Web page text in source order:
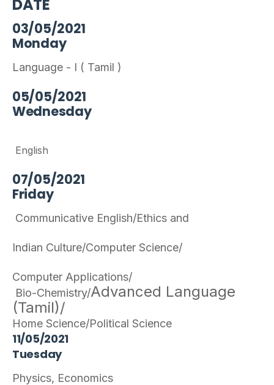
DATE
03/05/2021
Monday
Language - I ( Tamil )
05/05/2021
Wednesday
English
07/05/2021
Friday
Communicative English/Ethics and
Indian Culture/Computer Science/
Computer Applications/
Bio-Chemistry/Advanced Language
(Tamil)/
Home Science/Political Science
11/05/2021
Tuesday
Physics, Economics